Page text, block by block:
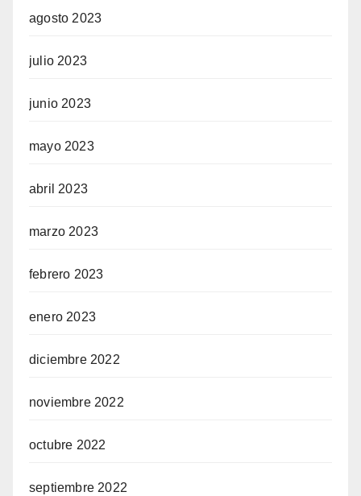
agosto 2023
julio 2023
junio 2023
mayo 2023
abril 2023
marzo 2023
febrero 2023
enero 2023
diciembre 2022
noviembre 2022
octubre 2022
septiembre 2022